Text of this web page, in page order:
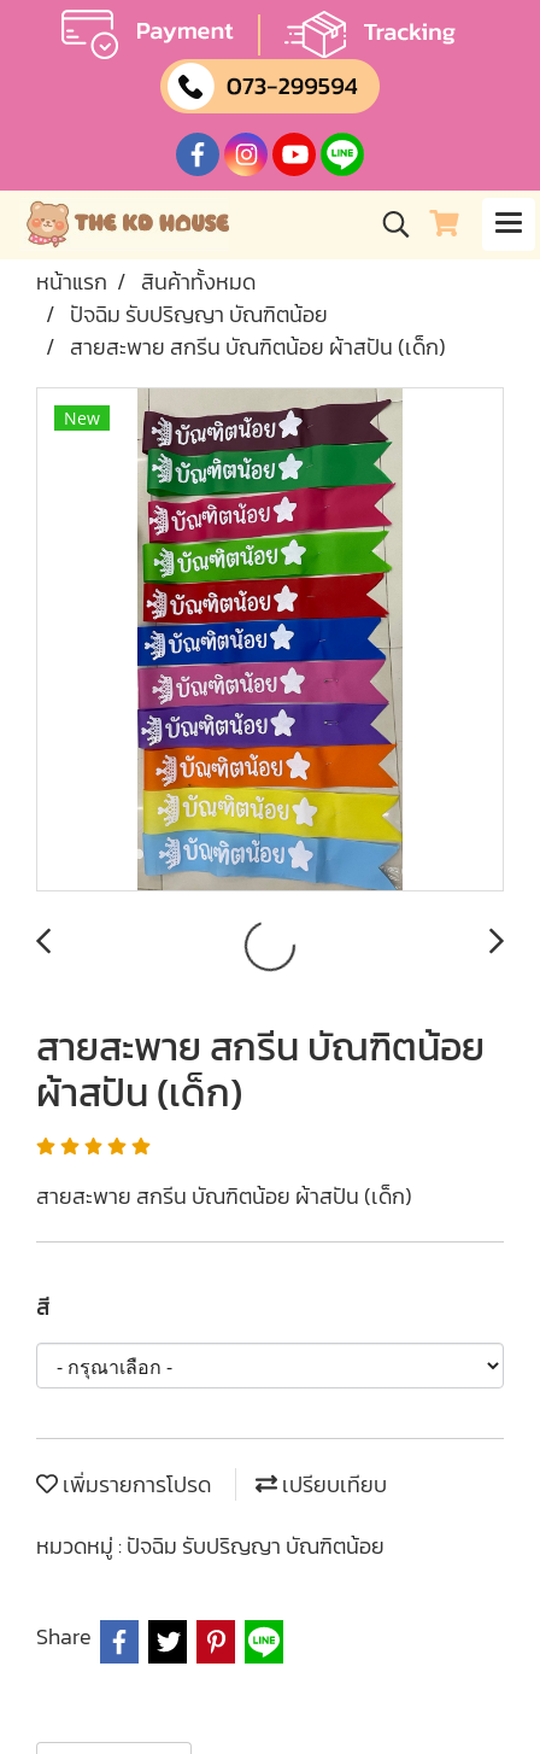
หน้าแรก
สินค้าทั้งหมด
ปัจฉิม รับปริญญา บัณฑิตน้อย
สายสะพาย สกรีน บัณฑิตน้อย ผ้าสปัน (เด็ก)
New
สายสะพาย สกรีน บัณฑิตน้อย
ผ้าสปัน (เด็ก)
สายสะพาย สกรีน บัณฑิตน้อย ผ้าสปัน (เด็ก)
สี
เพิ่มรายการโปรด
เปรียบเทียบ
หมวดหมู่ :ปัจฉิม รับปริญญา บัณฑิตน้อย
Share